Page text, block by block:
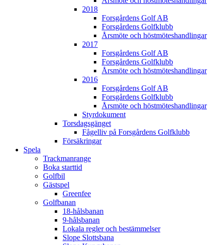
2018
Forsgårdens Golf AB
Forsgårdens Golfklubb
Årsmöte och höstmöteshandlingar
2017
Forsgårdens Golf AB
Forsgårdens Golfklubb
Årsmöte och höstmöteshandlingar
2016
Forsgårdens Golf AB
Forsgårdens Golfklubb
Årsmöte och höstmöteshandlingar
Styrdokument
Torsdagsgänget
Fågelliv på Forsgårdens Golfklubb
Försäkringar
Spela
Trackmanrange
Boka starttid
Golfbil
Gästspel
Greenfee
Golfbanan
18-hålsbanan
9-hålsbanan
Lokala regler och bestämmelser
Slope Slottsbana